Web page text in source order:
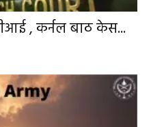
, कर्नल बाठ केस...